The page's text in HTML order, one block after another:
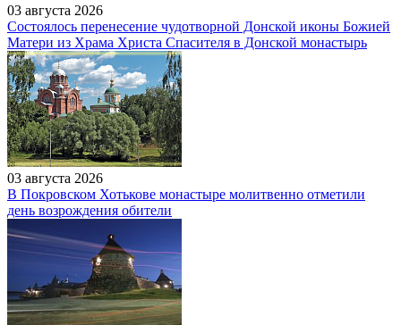
03 августа 2026
Состоялось перенесение чудотворной Донской иконы Божией
Матери из Храма Христа Спасителя в Донской монастырь
03 августа 2026
В Покровском Хотькове монастыре молитвенно отметили
день возрождения обители